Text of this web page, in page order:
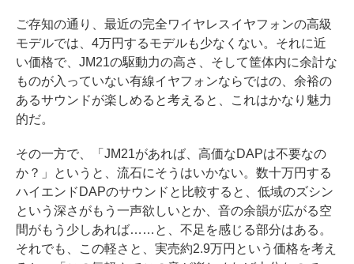
ご存知の通り、最近の完全ワイヤレスイヤフォンの高級
モデルでは、4万円するモデルも少なくない。それに近
い価格で、JM21の駆動力の高さ、そして筐体内に余計な
ものが入っていない有線イヤフォンならではの、余裕の
あるサウンドが楽しめると考えると、これはかなり魅力
的だ。
その一方で、「JM21があれば、高価なDAPは不要なの
か？」というと、流石にそうはいかない。数十万円する
ハイエンドDAPのサウンドと比較すると、低域のズシン
という深さがもう一声欲しいとか、音の余韻が広がる空
間がもう少しあれば……と、不足を感じる部分はある。
それでも、この軽さと、実売約2.9万円という価格を考え